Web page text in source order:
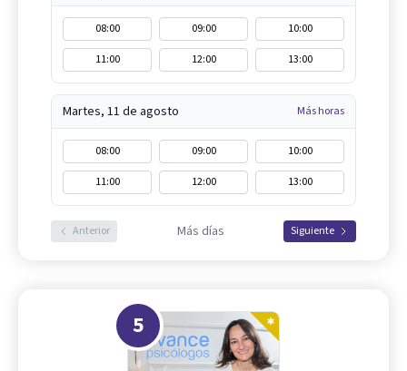
08:00 09:00
10:00
11:00
12:00 13:00
Martes, 11 de agosto Más horas
08:00 09:00
10:00
11:00
12:00 13:00
Anterior Más días Siguiente
5